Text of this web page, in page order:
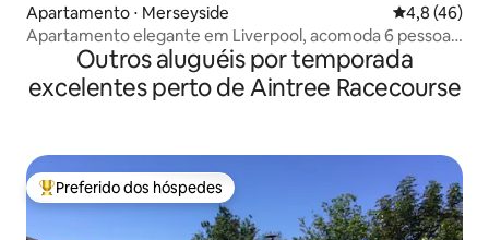
Apartamento ⋅ Merseyside 4,8 de uma
4,8 (46)
Apartamento elegante em Liverpool, acomoda 6 pessoas,
2 banheiros.Outros aluguéis por temporada
excelentes perto de Aintree Racecourse
Entre os melhores preferidos dos hóspedes
Preferido dos hóspedes